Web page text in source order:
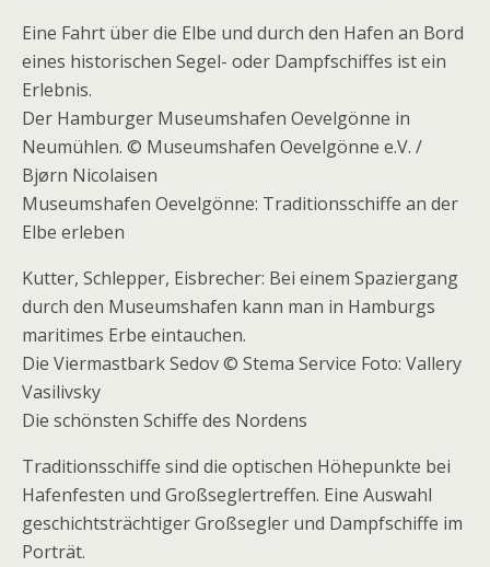
Eine Fahrt über die Elbe und durch den Hafen an Bord
eines historischen Segel- oder Dampfschiffes ist ein
Erlebnis.
Der Hamburger Museumshafen Oevelgönne in
Neumühlen. © Museumshafen Oevelgönne e.V. /
Bjørn Nicolaisen
Museumshafen Oevelgönne: Traditionsschiffe an der
Elbe erleben
Kutter, Schlepper, Eisbrecher: Bei einem Spaziergang
durch den Museumshafen kann man in Hamburgs
maritimes Erbe eintauchen.
Die Viermastbark Sedov © Stema Service Foto: Vallery
Vasilivsky
Die schönsten Schiffe des Nordens
Traditionsschiffe sind die optischen Höhepunkte bei
Hafenfesten und Großseglertreffen. Eine Auswahl
geschichtsträchtiger Großsegler und Dampfschiffe im
Porträt.